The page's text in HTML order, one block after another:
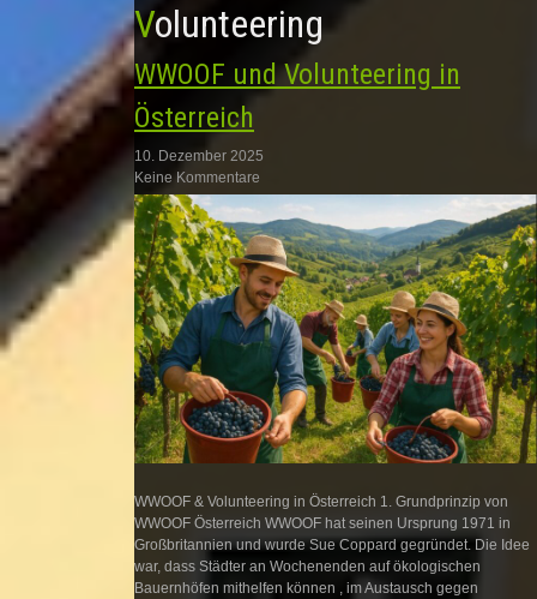
Volunteering
WWOOF und Volunteering in
Österreich
10. Dezember 2025
Keine Kommentare
WWOOF & Volunteering in Österreich 1. Grundprinzip von
WWOOF Österreich WWOOF hat seinen Ursprung 1971 in
Großbritannien und wurde Sue Coppard gegründet. Die Idee
war, dass Städter an Wochenenden auf ökologischen
Bauernhöfen mithelfen können , im Austausch gegen